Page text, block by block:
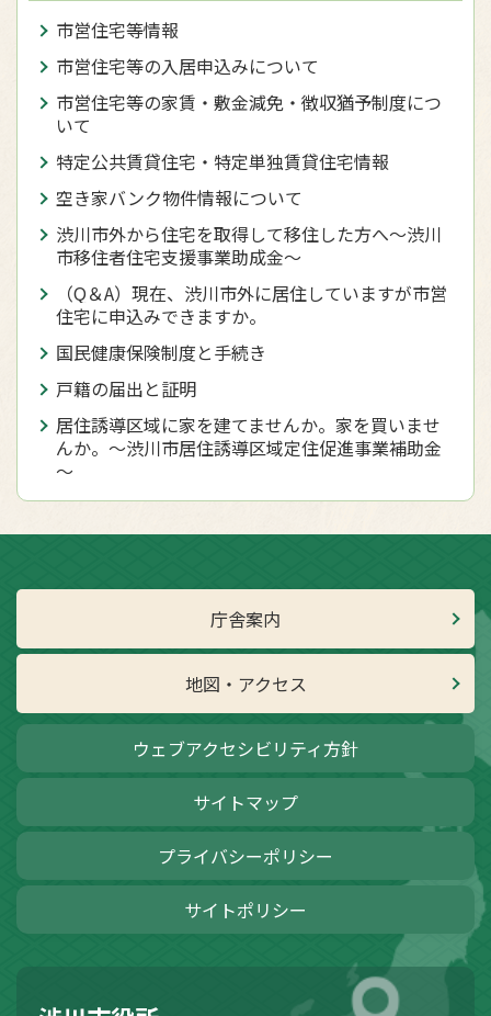
市営住宅等情報
市営住宅等の入居申込みについて
市営住宅等の家賃・敷金減免・徴収猶予制度につ
いて
特定公共賃貸住宅・特定単独賃貸住宅情報
空き家バンク物件情報について
渋川市外から住宅を取得して移住した方へ〜渋川
市移住者住宅支援事業助成金〜
（Q＆A）現在、渋川市外に居住していますが市営
住宅に申込みできますか。
国民健康保険制度と手続き
戸籍の届出と証明
居住誘導区域に家を建てませんか。家を買いませ
んか。～渋川市居住誘導区域定住促進事業補助金
～
庁舎案内
地図・アクセス
ウェブアクセシビリティ方針
サイトマップ
プライバシーポリシー
サイトポリシー